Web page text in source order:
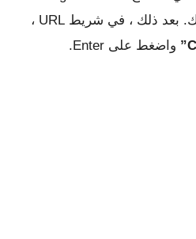
على نظام iOS الخاص بك. بعد ذلك ، في شريط URL ،
واضغط على Enter.